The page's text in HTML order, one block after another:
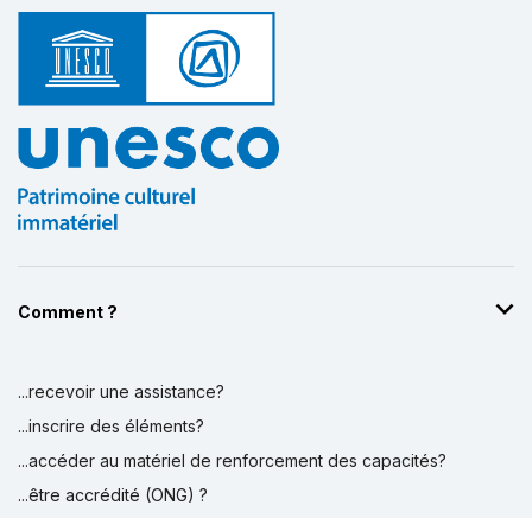
Comment ?
...recevoir une assistance?
...inscrire des éléments?
...accéder au matériel de renforcement des capacités?
...être accrédité (ONG) ?